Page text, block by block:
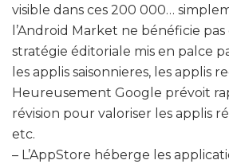
visible dans ces 200 000…
l’Android Market ne bénéficie
stratégie éditoriale mis en palce
les applis saisonnieres, les applis
Heureusement Google prévoit
révision pour valoriser les applis
etc.
– L’AppStore héberge les